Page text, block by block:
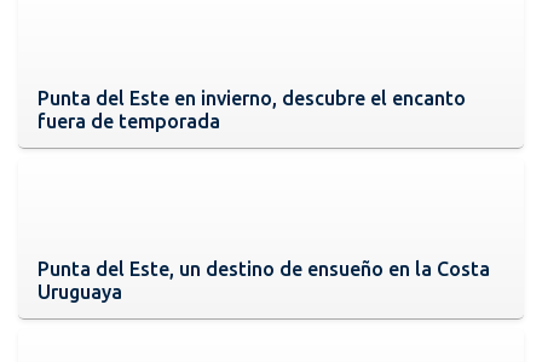
Punta del Este en invierno, descubre el encanto
fuera de temporada
Punta del Este, un destino de ensueño en la Costa
Uruguaya